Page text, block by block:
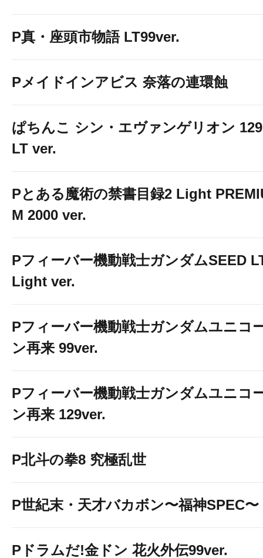
P真・座頭市物語 LT99ver.
Pメイドインアビス 奈落の連環蝕
ぱちんこ シン・エヴァンゲリオン 129
LT ver.
Pとある魔術の禁書目録2 Light
M 2000 ver.
Pフィーバー機動戦士ガンダムSEED
Light ver.
Pフィーバー機動戦士ガンダムユニコ
ン再来 99ver.
Pフィーバー機動戦士ガンダムユニコ
ン再来 129ver.
P北斗の拳8 究極乱世
P世紀末・天才バカボン〜福神SPEC〜
Pドラムだ!金ドン 花火外伝99ver.